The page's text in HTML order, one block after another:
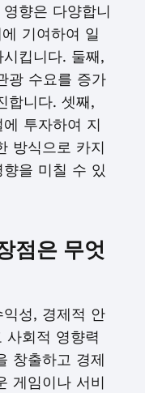
향은 다양합니
기여하여 일
킵니다. 둘째,
광 수요를 증가
합니다. 셋째,
투자하여 지
방식으로 카지
을 미칠 수 있
점은 무엇
성, 경제적 안
사회적 영향력
창출하고 경제
게임이나 서비